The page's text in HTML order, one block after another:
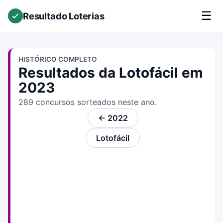
Resultado Loterias ☰
HISTÓRICO COMPLETO
Resultados da Lotofácil em
2023
289 concursos sorteados neste ano.
← 2022
Lotofácil